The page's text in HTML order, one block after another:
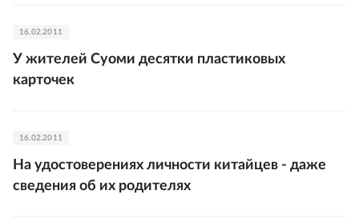
16.02.2011
У жителей Суоми десятки пластиковых
карточек
16.02.2011
На удостоверениях личности китайцев - даже
сведения об их родителях